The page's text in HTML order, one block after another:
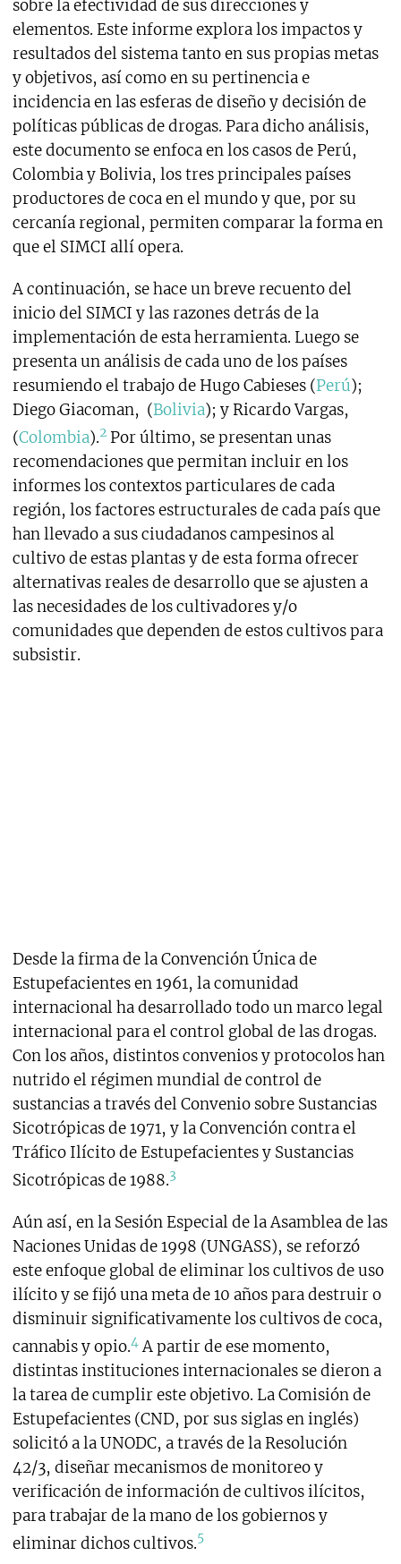
sobre la efectividad de sus direcciones y
elementos. Este informe explora los impactos y
resultados del sistema tanto en sus propias metas
y objetivos, así como en su pertinencia e
incidencia en las esferas de diseño y decisión de
políticas públicas de drogas. Para dicho análisis,
este documento se enfoca en los casos de Perú,
Colombia y Bolivia, los tres principales países
productores de coca en el mundo y que, por su
cercanía regional, permiten comparar la forma en
que el SIMCI allí opera.
A continuación, se hace un breve recuento del
inicio del SIMCI y las razones detrás de la
implementación de esta herramienta. Luego se
presenta un análisis de cada uno de los países
resumiendo el trabajo de Hugo Cabieses (Perú);
Diego Giacoman, (Bolivia); y Ricardo Vargas,
(Colombia).2Por último, se presentan unas
recomendaciones que permitan incluir en los
informes los contextos particulares de cada
región, los factores estructurales de cada país que
han llevado a sus ciudadanos campesinos al
cultivo de estas plantas y de esta forma ofrecer
alternativas reales de desarrollo que se ajusten a
las necesidades de los cultivadores y/o
comunidades que dependen de estos cultivos para
subsistir.
Desde la firma de la Convención Única de
Estupefacientes en 1961, la comunidad
internacional ha desarrollado todo un marco legal
internacional para el control global de las drogas.
Con los años, distintos convenios y protocolos han
nutrido el régimen mundial de control de
sustancias a través del Convenio sobre Sustancias
Sicotrópicas de 1971, y la Convención contra el
Tráfico Ilícito de Estupefacientes y Sustancias
Sicotrópicas de 1988.3
Aún así, en la Sesión Especial de la Asamblea de las
Naciones Unidas de 1998 (UNGASS), se reforzó
este enfoque global de eliminar los cultivos de uso
ilícito y se fijó una meta de 10 años para destruir o
disminuir significativamente los cultivos de coca,
cannabis y opio.4A partir de ese momento,
distintas instituciones internacionales se dieron a
la tarea de cumplir este objetivo. La Comisión de
Estupefacientes (CND, por sus siglas en inglés)
solicitó a la UNODC, a través de la Resolución
42/3, diseñar mecanismos de monitoreo y
verificación de información de cultivos ilícitos,
para trabajar de la mano de los gobiernos y
eliminar dichos cultivos.5